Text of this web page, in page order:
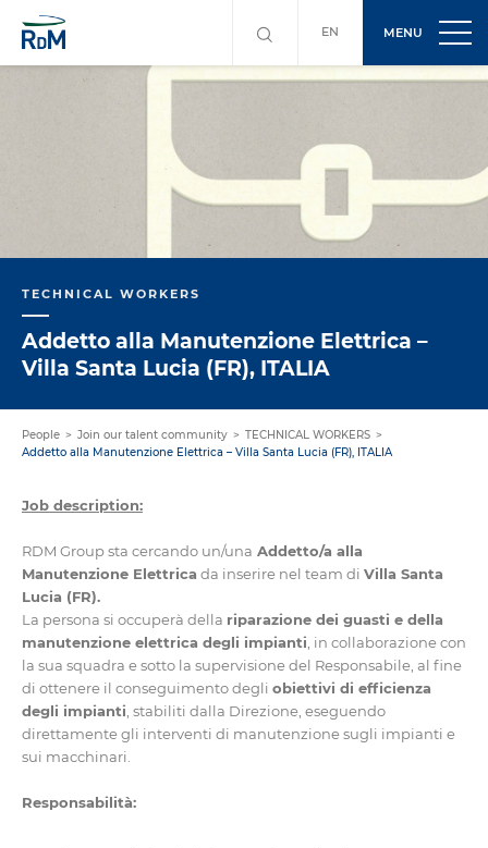
EN MENU
TECHNICAL WORKERS
Addetto alla Manutenzione Elettrica –
Villa Santa Lucia (FR), ITALIA
People Join our talent community
TECHNICAL WORKERS
Addetto alla Manutenzione Elettrica – Villa Santa Lucia (FR), ITALIA
Job description:
RDM Group sta cercando un/una Addetto/a alla
Manutenzione Elettrica da inserire nel team di Villa Santa
Lucia (FR).
La persona si occuperà della riparazione dei guasti e della
manutenzione elettrica degli impianti , in collaborazione con
la sua squadra e sotto la supervisione del Responsabile, al fine
di ottenere il conseguimento degli obiettivi di efficienza
degli impianti , stabiliti dalla Direzione, eseguendo
direttamente gli interventi di manutenzione sugli impianti e
sui macchinari.
Responsabilità: